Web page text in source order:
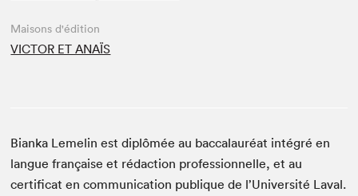
Maisons d'édition
VICTOR ET ANAÏS
Bianka Lemelin est diplômée au baccalauréat intégré en
langue française et rédaction professionnelle, et au
certificat en communication publique de l’Université Laval.